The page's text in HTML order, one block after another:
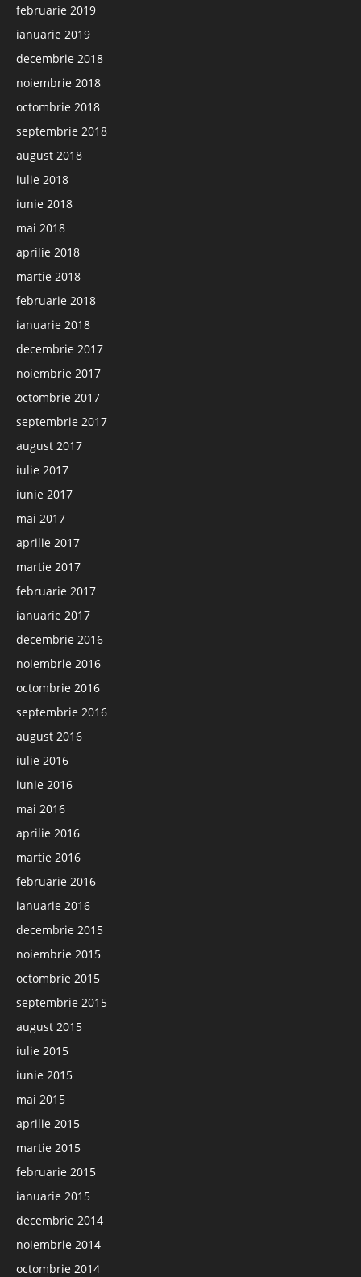
februarie 2019
ianuarie 2019
decembrie 2018
noiembrie 2018
octombrie 2018
septembrie 2018
august 2018
iulie 2018
iunie 2018
mai 2018
aprilie 2018
martie 2018
februarie 2018
ianuarie 2018
decembrie 2017
noiembrie 2017
octombrie 2017
septembrie 2017
august 2017
iulie 2017
iunie 2017
mai 2017
aprilie 2017
martie 2017
februarie 2017
ianuarie 2017
decembrie 2016
noiembrie 2016
octombrie 2016
septembrie 2016
august 2016
iulie 2016
iunie 2016
mai 2016
aprilie 2016
martie 2016
februarie 2016
ianuarie 2016
decembrie 2015
noiembrie 2015
octombrie 2015
septembrie 2015
august 2015
iulie 2015
iunie 2015
mai 2015
aprilie 2015
martie 2015
februarie 2015
ianuarie 2015
decembrie 2014
noiembrie 2014
octombrie 2014